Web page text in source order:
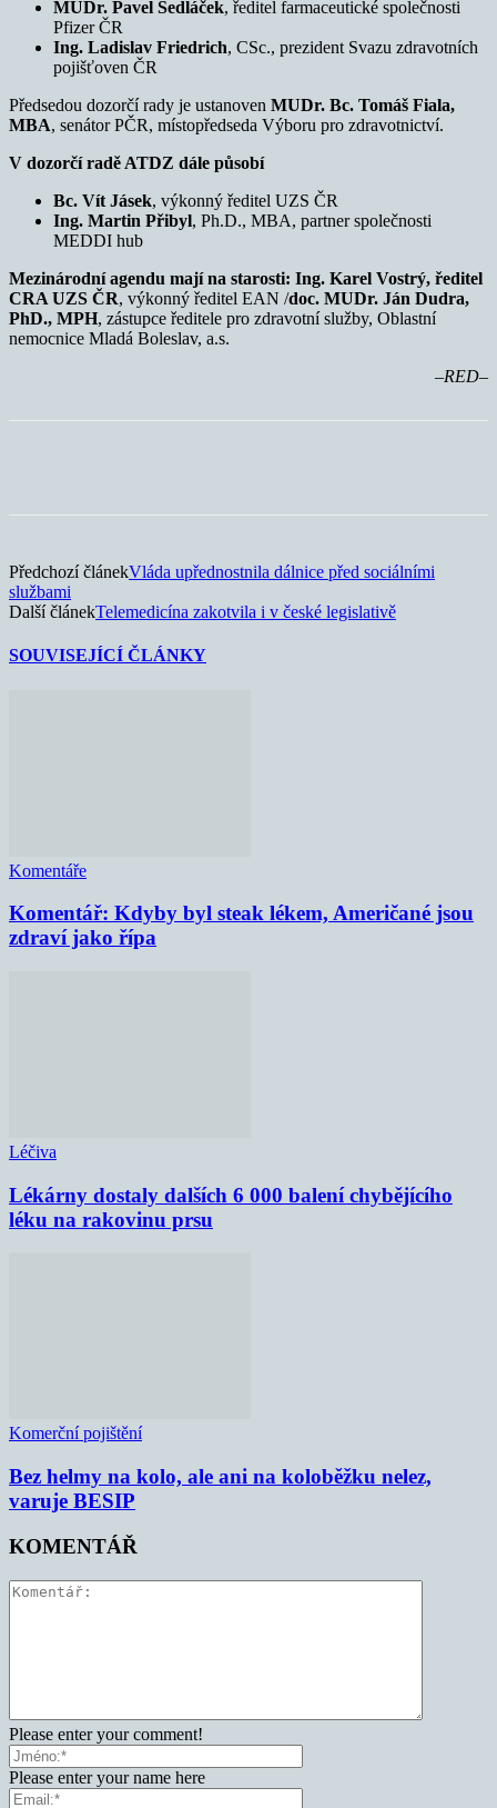
MUDr. Pavel Sedláček, ředitel farmaceutické společnosti
Pfizer ČR
Ing. Ladislav Friedrich, CSc., prezident Svazu zdravotních
pojišťoven ČR
Předsedou dozorčí rady je ustanoven MUDr. Bc. Tomáš Fiala,
MBA, senátor PČR, místopředseda Výboru pro zdravotnictví.
V dozorčí radě ATDZ dále působí
Bc. Vít Jásek, výkonný ředitel UZS ČR
Ing. Martin Přibyl, Ph.D., MBA, partner společnosti
MEDDI hub
Mezinárodní agendu mají na starosti: Ing. Karel Vostrý, ředitel
CRA UZS ČR, výkonný ředitel EAN /doc. MUDr. Ján Dudra,
PhD., MPH, zástupce ředitele pro zdravotní služby, Oblastní
nemocnice Mladá Boleslav, a.s.
–RED–
Předchozí článekVláda upřednostnila dálnice před sociálními
službami
Další článekTelemedicína zakotvila i v české legislativě
SOUVISEJÍCÍ ČLÁNKY
Komentáře
Komentář: Kdyby byl steak lékem, Američané jsou
zdraví jako řípa
Léčiva
Lékárny dostaly dalších 6 000 balení chybějícího
léku na rakovinu prsu
Komerční pojištění
Bez helmy na kolo, ale ani na koloběžku nelez,
varuje BESIP
KOMENTÁŘ
Please enter your comment!
Please enter your name here